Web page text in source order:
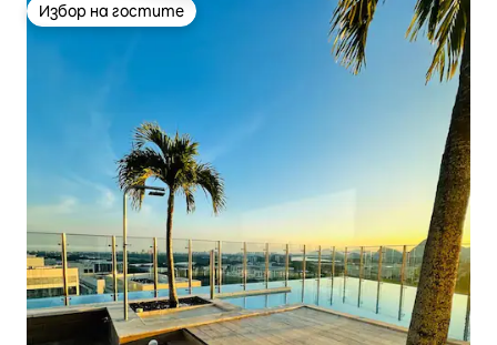
Избор на гостите
Избор на гостите